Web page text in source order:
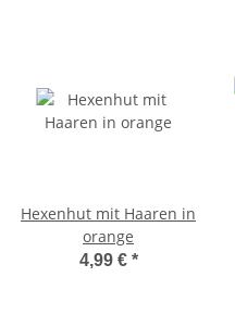
Hexenhut mit Haaren in
orange
4,99 € *